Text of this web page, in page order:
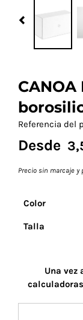
Previous
Referencia del
Desde
Precio sin marcaje y
Color
Talla
Una vez